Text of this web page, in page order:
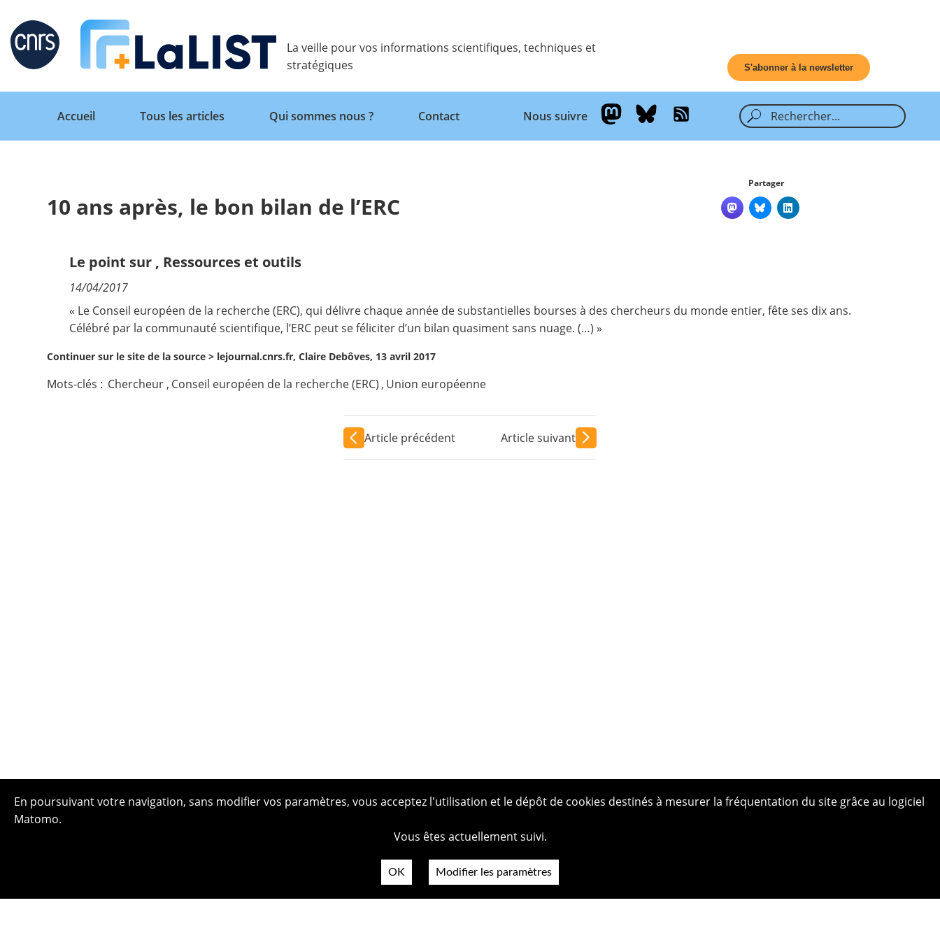
Retour
Accueil
Qui sommes nous ?
Nous suivre
La veille pour vos informations scientifiques, techniques et
stratégiques
S'abonner à la newsletter
Retour
Accueil
Tous les articles Qui sommes nous ? Contact Nous suivre
10 ans après, le bon bilan de l’ERC
Partager
Le point sur , Ressources et outils
14/04/2017
« Le Conseil européen de la recherche (ERC), qui délivre chaque année de substantielles bourses à des chercheurs du monde entier, fête ses dix ans.
Célébré par la communauté scientifique, l’ERC peut se féliciter d’un bilan quasiment sans nuage. (…) »
Continuer sur le site de la source > lejournal.cnrs.fr, Claire Debôves, 13 avril 2017
Mots-clés : Chercheur , Conseil européen de la recherche (ERC) , Union européenne
Article précédent Article suivant
En poursuivant votre navigation, sans modifier vos paramètres, vous acceptez l'utilisation et le dépôt de cookies destinés à mesurer la fréquentation du site grâce au logiciel
Matomo.
Vous êtes actuellement suivi.
OK Modifier les paramètres